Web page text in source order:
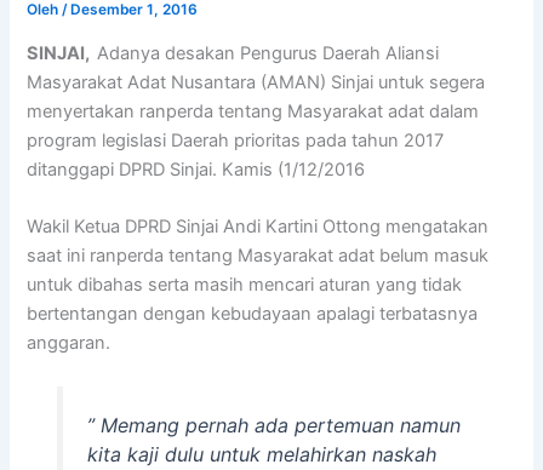
Oleh/ Desember 1, 2016
SINJAI,Adanya desakan Pengurus Daerah Aliansi
Masyarakat Adat Nusantara (AMAN) Sinjai untuk segera
menyertakan ranperda tentang Masyarakat adat dalam
program legislasi Daerah prioritas pada tahun 2017
ditanggapi DPRD Sinjai. Kamis (1/12/2016
Wakil Ketua DPRD Sinjai Andi Kartini Ottong mengatakan
saat ini ranperda tentang Masyarakat adat belum masuk
untuk dibahas serta masih mencari aturan yang tidak
bertentangan dengan kebudayaan apalagi terbatasnya
anggaran.
” Memang pernah ada pertemuan namun
kita kaji dulu untuk melahirkan naskah